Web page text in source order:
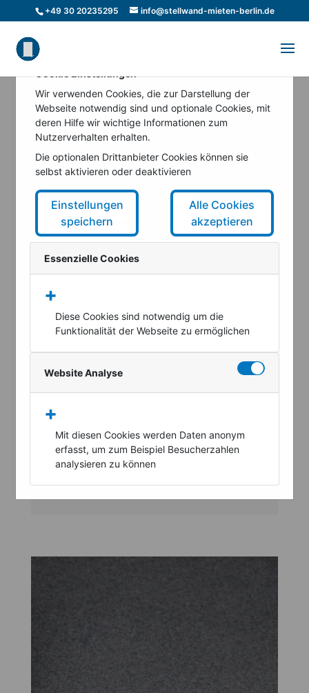
Wir verwenden Cookies, die zur Darstellung der
Webseite notwendig sind und optionale Cookies, mit
deren Hilfe wir wichtige Informationen zum
Nutzerverhalten erhalten.
Die optionalen Drittanbieter Cookies können sie
selbst aktivieren oder deaktivieren
Einstellungen
speichern
Alle Cookies
akzeptieren
Essenzielle Cookies
+
Diese Cookies sind notwendig um die
Funktionalität der Webseite zu ermöglichen
Website Analyse
+
Mit diesen Cookies werden Daten anonym
erfasst, um zum Beispiel Besucherzahlen
analysieren zu können
+49 30 20235295 info@stellwand-mieten-berlin.de
Moderationskoffer
online mieten
Moderatorenkoffer leihen
Der Klassiker für Seminar, Kongress und Workshop.
MODERATIONSKOFFER